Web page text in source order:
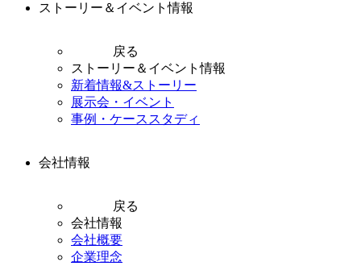
ストーリー＆イベント情報
戻る
ストーリー＆イベント情報
新着情報&ストーリー
展示会・イベント
事例・ケーススタディ
会社情報
戻る
会社情報
会社概要
企業理念